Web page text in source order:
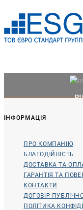
ІНФОРМАЦІЯ
ПРО КОМПАНІЮ
БЛАГОДІЙНІСТЬ
ДОСТАВКА ТА
ГАРАНТІЯ ТА
КОНТАКТИ
ДОГОВІР
ПОЛІТИКА